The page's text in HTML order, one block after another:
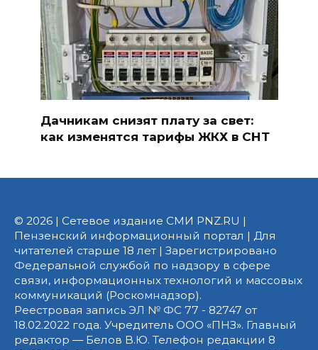
Дачникам снизят плату за свет:
как изменятся тарифы ЖКХ в СНТ
© 2026 | Сетевое издание СМИ PNZ.RU |
Пензенский информационный портал | Для
читателей старше 18 лет | Зарегистрировано
Федеральной службой по надзору в сфере
связи, информационных технологий и массовых
коммуникаций (Роскомнадзор).
Реестровая запись ЭЛ № ФС 77 - 82747 от
18.02.2022 года. Учредитель ООО «ПНЗ». Главный
редактор — Белов В.Ю. Телефон редакции 8